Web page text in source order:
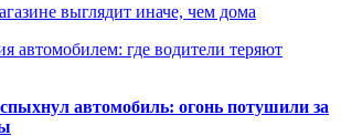
выглядит иначе, чем дома
автомобилем: где водители теряют
автомобиль: огонь потушили за